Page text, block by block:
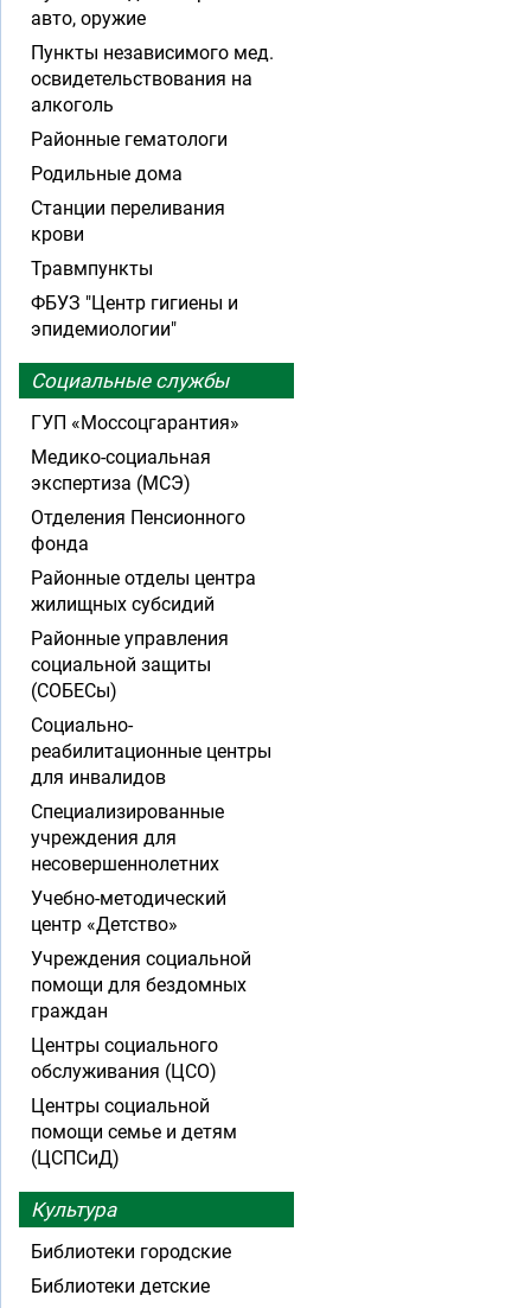
авто, оружие
Пункты независимого мед.
освидетельствования на
алкоголь
Районные гематологи
Родильные дома
Станции переливания
крови
Травмпункты
ФБУЗ "Центр гигиены и
эпидемиологии"
Социальные службы
ГУП «Моссоцгарантия»
Медико-социальная
экспертиза (МСЭ)
Отделения Пенсионного
фонда
Районные отделы центра
жилищных субсидий
Районные управления
социальной защиты
(СОБЕСы)
Социально-
реабилитационные центры
для инвалидов
Специализированные
учреждения для
несовершеннолетних
Учебно-методический
центр «Детство»
Учреждения социальной
помощи для бездомных
граждан
Центры социального
обслуживания (ЦСО)
Центры социальной
помощи семье и детям
(ЦСПСиД)
Культура
Библиотеки городские
Библиотеки детские